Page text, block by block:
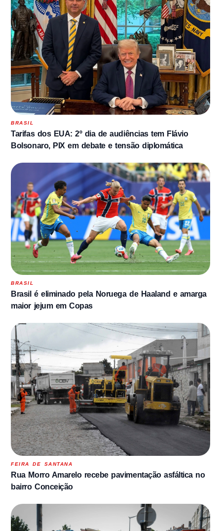
BRASIL
Tarifas dos EUA: 2º dia de audiências tem Flávio
Bolsonaro, PIX em debate e tensão diplomática
BRASIL
Brasil é eliminado pela Noruega de Haaland e amarga
maior jejum em Copas
FEIRA DE SANTANA
Rua Morro Amarelo recebe pavimentação asfáltica no
bairro Conceição